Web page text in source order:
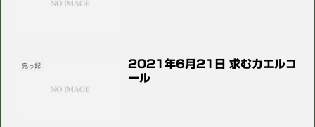
鬼っ記
2021年6月21日 求むカエルコ
ール